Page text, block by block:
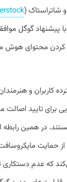
شاتراستاک (
پیشنهاد گوگل
کردن محتوای
کاربران و
برای تایید
در همین رابطه
حمایت
که عدم دستکاری